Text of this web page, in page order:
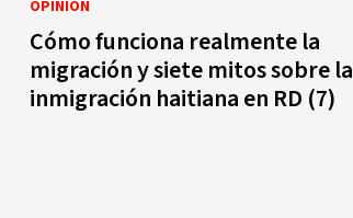
OPINIÓN
Cómo funciona realmente la
migración y siete mitos sobre la
inmigración haitiana en RD (7)